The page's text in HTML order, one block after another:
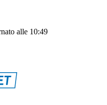
alle 10:49